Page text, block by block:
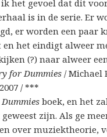
ik het gevoel dat dit
is in de serie. Er
er worden een paar
en het eindigt alweer
(?) naar alweer
for Dummies / Michael
/ ***
Dummies boek, en het
zijn. Als ge
over muziektheorie,